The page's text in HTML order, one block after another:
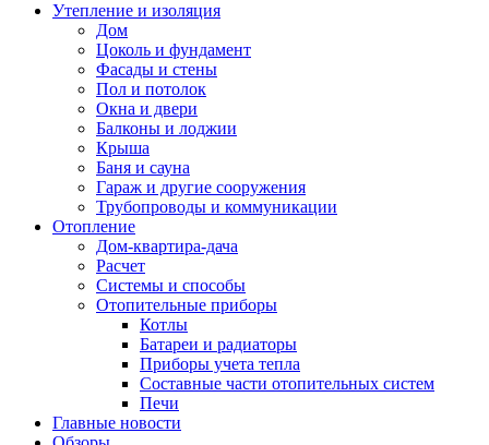
Утепление и изоляция
Дом
Цоколь и фундамент
Фасады и стены
Пол и потолок
Окна и двери
Балконы и лоджии
Крыша
Баня и сауна
Гараж и другие сооружения
Трубопроводы и коммуникации
Отопление
Дом-квартира-дача
Расчет
Системы и способы
Отопительные приборы
Котлы
Батареи и радиаторы
Приборы учета тепла
Составные части отопительных систем
Печи
Главные новости